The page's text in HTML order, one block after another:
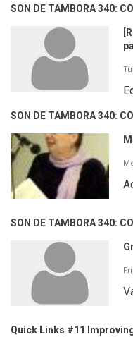
SON DE TAMBORA 340:
SON DE TAMBORA 340:
SON DE TAMBORA 340:
Quick Links #11